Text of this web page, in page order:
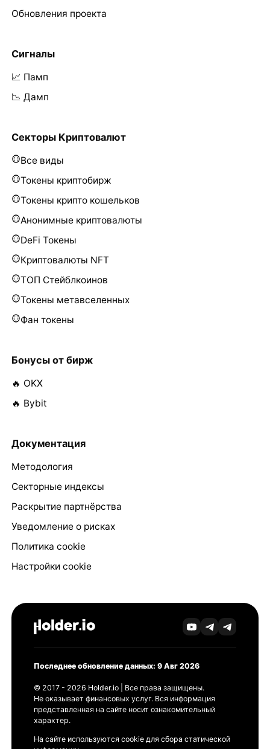
Обновления проекта
Сигналы
📈 Памп
📉 Дамп
Секторы Криптовалют
Все виды
Токены криптобирж
Токены крипто кошельков
Анонимные криптовалюты
DeFi Токены
Криптовалюты NFT
ТОП Стейблкоинов
Токены метавселенных
Фан токены
Бонусы от бирж
🔥 OKX
🔥 Bybit
Документация
Методология
Секторные индексы
Раскрытие партнёрства
Уведомление о рисках
Политика cookie
Настройки cookie
Последнее обновление данных: 9 Авг 2026
© 2017 - 2026 Holder.io | Все права защищены.
Не оказывает финансовых услуг. Вся информация
представленная на сайте носит ознакомительный
характер.
На сайте используются cookie для сбора статической